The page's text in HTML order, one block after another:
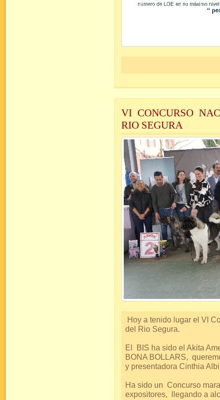
VI CONCURSO
RIO SEGURA
Hoy a tenido lugar el VI
del Rio Segura.
El BIS ha sido el Akita
BONA BOLLARS,
y presentadora Cinthia
Ha sido un Concurso
expositores, llegando a